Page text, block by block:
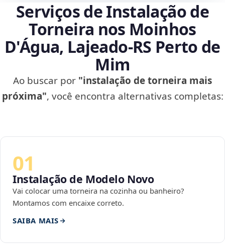
Serviços de Instalação de
Torneira nos Moinhos
D'Água, Lajeado‑RS Perto de
Mim
Ao buscar por "instalação de torneira mais
próxima", você encontra alternativas completas:
01
Instalação de Modelo Novo
Vai colocar uma torneira na cozinha ou banheiro?
Montamos com encaixe correto.
SAIBA MAIS